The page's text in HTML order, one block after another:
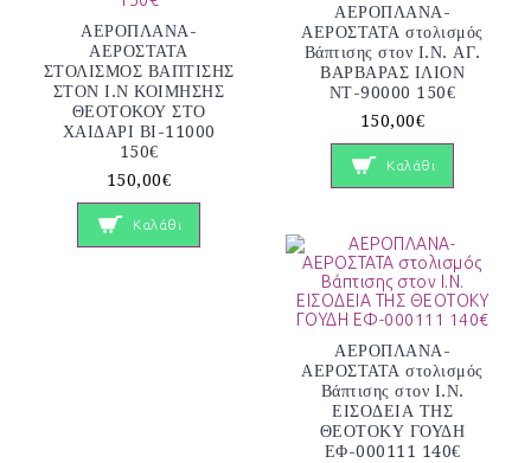
ΑΕΡΟΠΛΑΝΑ-
ΑΕΡΟΣΤΑΤΑ
ΣΤΟΛΙΣΜΟΣ ΒΑΠΤΙΣΗΣ
ΣΤΟΝ Ι.Ν ΚΟΙΜΗΣΗΣ
ΘΕΟΤΟΚΟΥ ΣΤΟ
ΧΑΙΔΑΡΙ ΒΙ-11000
150€
150,00€
Καλάθι
ΑΕΡΟΠΛΑΝΑ-
ΑΕΡΟΣΤΑΤΑ στολισμός
Βάπτισης στον Ι.Ν. ΑΓ.
ΒΑΡΒΑΡΑΣ ΙΛΙΟΝ
ΝΤ-90000 150€
150,00€
Καλάθι
ΑΕΡΟΠΛΑΝΑ-
ΑΕΡΟΣΤΑΤΑ στολισμός
Βάπτισης στον Ι.Ν.
ΕΙΣΟΔΕΙΑ ΤΗΣ
ΘΕΟΤΟΚΥ ΓΟΥΔΗ
ΕΦ-000111 140€